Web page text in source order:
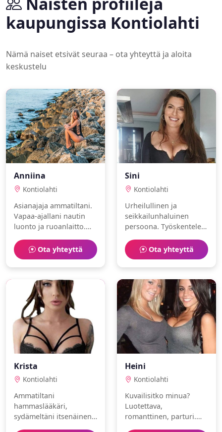
kaupungissa Kontiolahti
Nämä naiset etsivät seuraa – ota yhteyttä ja aloita
keskustelu
Anniina
Kontiolahti
Asianajaja ammatiltani.
Vapaa-ajallani nautin
luonto ja ruoanlaitto.
itsenäinen. Toivoisin
löytäväni
samanhenkisen
ihmisen.
Ota yhteyttä
Sini
Kontiolahti
Urheilullinen ja
seikkailunhaluinen
persoona. Työskentelen
Harrastuksiani ovat
vaellus ja
matkustaminen.
Ota yhteyttä
Krista
Kontiolahti
Ammatiltani
hammaslääkäri,
sydämeltäni itsenäinen.
Heini
Kontiolahti
Kuvailisitko minua?
Luotettava,
romanttinen, parturi.